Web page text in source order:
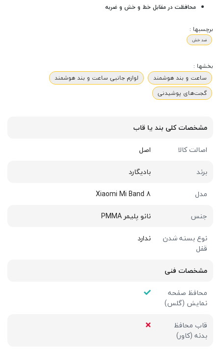
محافظت در مقابل خط و خش و ضربه
برچسبها :
ضد خش
بخشها :
ساعت و بند هوشمند
لوازم جانبی ساعت و بند هوشمند
گجت‌های پوشیدنی
مشخصات کلی بند یا قاب
اصالت کالا
اصل
برند
بادیگارد
مدل
Xiaomi Mi Band 8
جنس
نانو پلیمر PMMA
نوع بسته شدن
قفل
ندارد
مشخصات فنی
محافظ صفحه
نمایش (گلس)
قاب محافظ
بدنه (کاور)